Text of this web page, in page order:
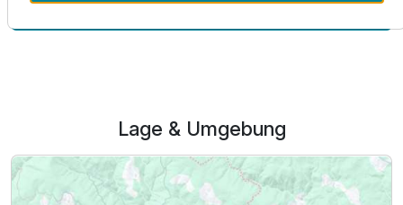
Lage & Umgebung